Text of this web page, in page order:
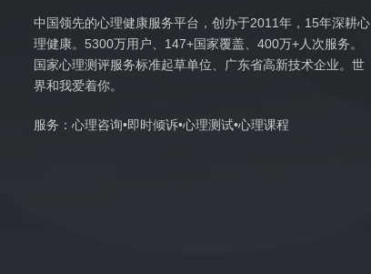
中国领先的心理健康服务平台，创办于2011年，15年深耕心
理健康。5300万用户、147+国家覆盖、400万+人次服务。
国家心理测评服务标准起草单位、广东省高新技术企业。世
界和我爱着你。
服务：心理咨询•即时倾诉•心理测试•心理课程